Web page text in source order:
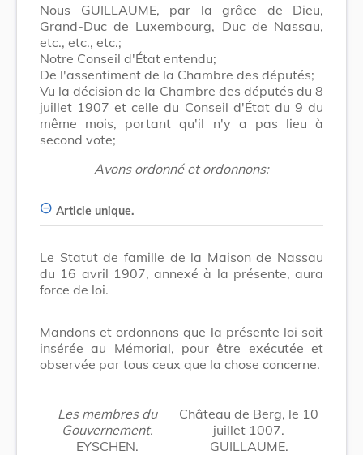
Nous GUILLAUME, par la grâce de Dieu,
Grand-Duc de Luxembourg, Duc de Nassau,
etc., etc., etc.;
Notre Conseil d'État entendu;
De l'assentiment de la Chambre des députés;
Vu la décision de la Chambre des députés du 8
juillet 1907 et celle du Conseil d'État du 9 du
même mois, portant qu'il n'y a pas lieu à
second vote;
Avons ordonné et ordonnons:
Article unique.
Le Statut de famille de la Maison de Nassau
du 16 avril 1907, annexé à la présente, aura
force de loi.
Mandons et ordonnons que la présente loi soit
insérée au Mémorial, pour être exécutée et
observée par tous ceux que la chose concerne.
Les membres du
Gouvernement.
EYSCHEN.
Château de Berg, le 10
juillet 1007.
GUILLAUME.